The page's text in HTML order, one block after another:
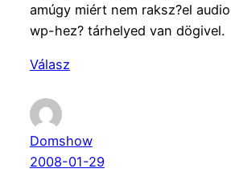
amúgy miért nem raksz?el
wp-hez? tárhelyed van dögivel.
Válasz
Domshow
2008-01-29